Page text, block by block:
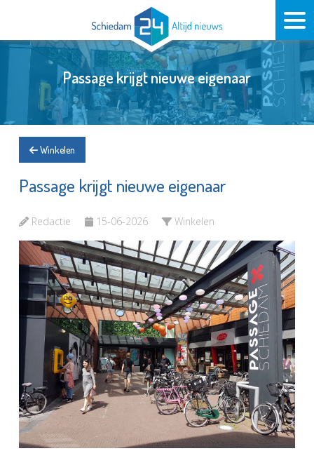
Passage krijgt nieuwe eigenaar
Winkelen
Passage krijgt nieuwe eigenaar
Redactie 15-06-2026 Winkelen